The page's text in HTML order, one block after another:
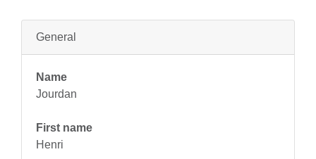
General
Name
Jourdan
First name
Henri